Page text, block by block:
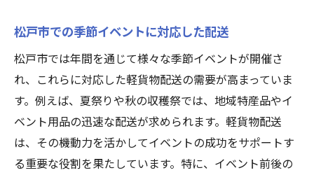
松戸市での季節イベントに対応した配送
松戸市では年間を通じて様々な季節イベントが開催さ
れ、これらに対応した軽貨物配送の需要が高まっていま
す。例えば、夏祭りや秋の収穫祭では、地域特産品やイ
ベント用品の迅速な配送が求められます。軽貨物配送
は、その機動力を活かしてイベントの成功をサポートす
る重要な役割を果たしています。特に、イベント前後の